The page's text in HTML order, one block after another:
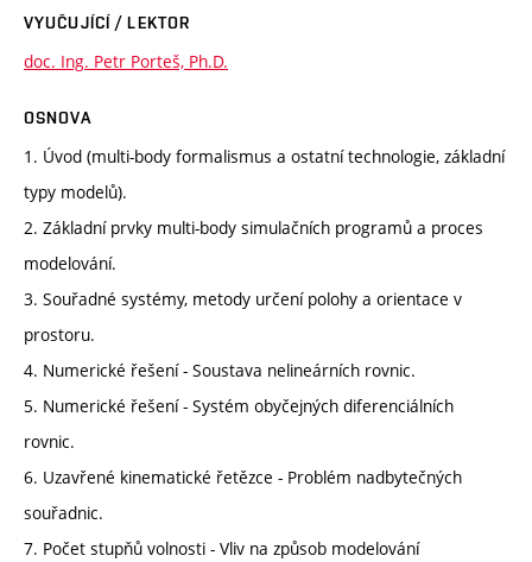
VYUČUJÍCÍ / LEKTOR
doc. Ing. Petr Porteš, Ph.D.
OSNOVA
1. Úvod (multi-body formalismus a ostatní technologie, základní
typy modelů).
2. Základní prvky multi-body simulačních programů a proces
modelování.
3. Souřadné systémy, metody určení polohy a orientace v
prostoru.
4. Numerické řešení - Soustava nelineárních rovnic.
5. Numerické řešení - Systém obyčejných diferenciálních
rovnic.
6. Uzavřené kinematické řetězce - Problém nadbytečných
souřadnic.
7. Počet stupňů volnosti - Vliv na způsob modelování